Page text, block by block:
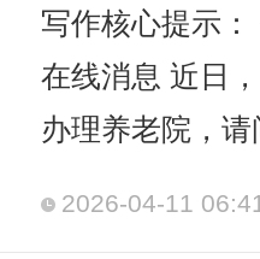
写作核心提示
在线消息 近日
办理养老院，
2026-04-11